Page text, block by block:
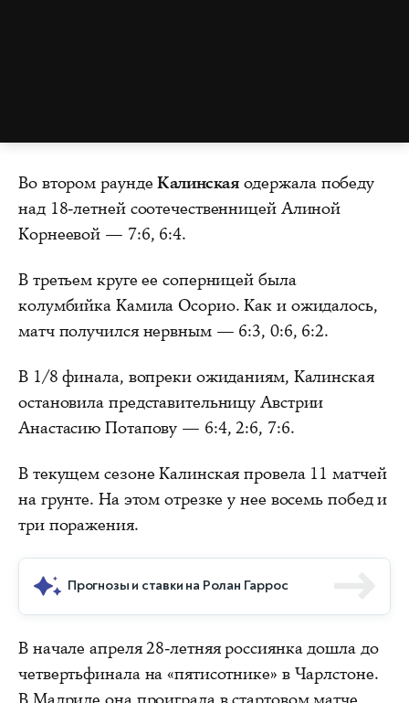
Во втором раундеКалинскаяодержала победу
над 18-летней соотечественницей Алиной
Корнеевой — 7:6, 6:4.
В третьем круге ее соперницей была
колумбийка Камила Осорио. Как и ожидалось,
матч получился нервным — 6:3, 0:6, 6:2.
В 1/8 финала, вопреки ожиданиям, Калинская
остановила представительницу Австрии
Анастасию Потапову — 6:4, 2:6, 7:6.
В текущем сезоне Калинская провела 11 матчей
на грунте. На этом отрезке у нее восемь побед и
три поражения.
Прогнозы и ставки на Ролан Гаррос
В начале апреля 28-летняя россиянка дошла до
четвертьфинала на «пятисотнике» в Чарлстоне.